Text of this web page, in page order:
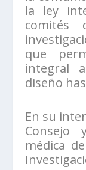
la ley
que
integral
diseño
En su
Consejo
médica